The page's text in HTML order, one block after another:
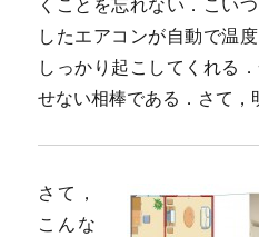
くことを忘れない．こい
したエアコンが自動で温
しっかり起こしてくれる
せない相棒である．さて，
さて，
こんな